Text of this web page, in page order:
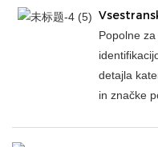
Popolne
detajla
in značke